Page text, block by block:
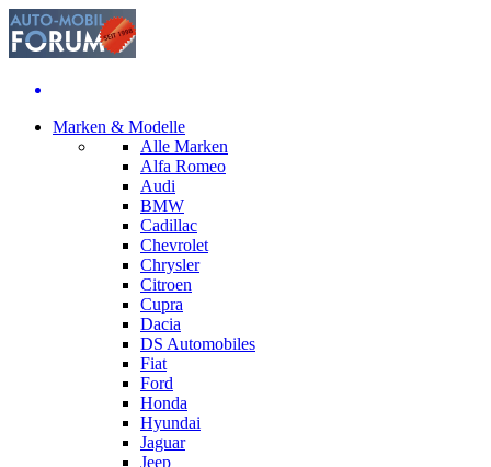
Marken & Modelle
Alle Marken
Alfa Romeo
Audi
BMW
Cadillac
Chevrolet
Chrysler
Citroen
Cupra
Dacia
DS Automobiles
Fiat
Ford
Honda
Hyundai
Jaguar
Jeep